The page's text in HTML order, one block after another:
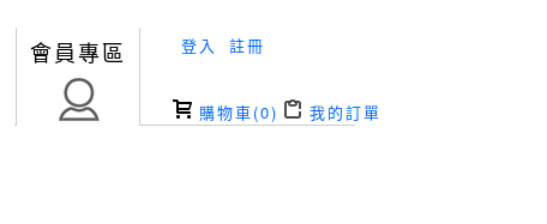
會員專區 登入 註冊
購物車(0) 我的訂單